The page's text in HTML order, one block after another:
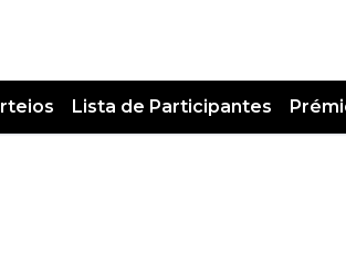
Lista de Participantes